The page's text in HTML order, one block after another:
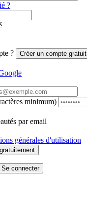
?
? Créer un compte gratuit
minimum)
par email
générales d'utilisation
Se connecter